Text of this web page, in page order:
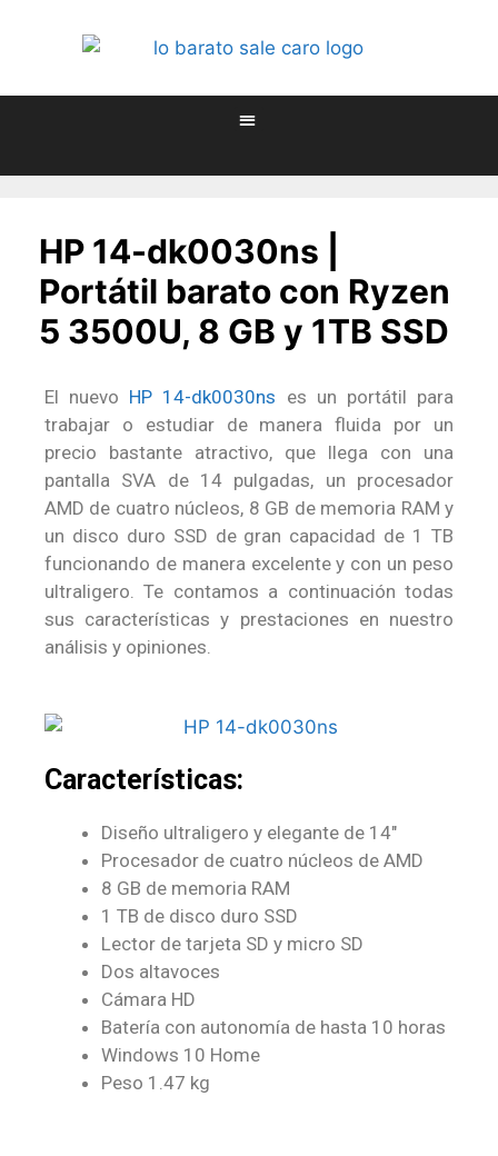
HP 14-dk0030ns |
Portátil barato con Ryzen
5 3500U, 8 GB y 1TB SSD
El nuevo HP 14-dk0030ns es un portátil para
trabajar o estudiar de manera fluida por un
precio bastante atractivo, que llega con una
pantalla SVA de 14 pulgadas, un procesador
AMD de cuatro núcleos, 8 GB de memoria RAM y
un disco duro SSD de gran capacidad de 1 TB
funcionando de manera excelente y con un peso
ultraligero. Te contamos a continuación todas
sus características y prestaciones en nuestro
análisis y opiniones.
Características:
Diseño ultraligero y elegante de 14″
Procesador de cuatro núcleos de AMD
8 GB de memoria RAM
1 TB de disco duro SSD
Lector de tarjeta SD y micro SD
Dos altavoces
Cámara HD
Batería con autonomía de hasta 10 horas
Windows 10 Home
Peso 1.47 kg